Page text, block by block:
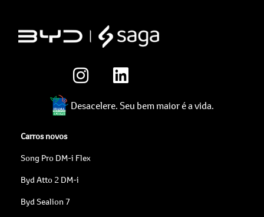
Desacelere. Seu bem maior é a vida.
Carros novos
Song Pro DM-i Flex
Byd Atto 2 DM-i
Byd Sealion 7